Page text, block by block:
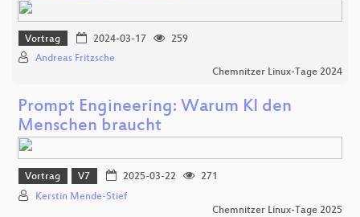
Vortrag 2024-03-17
259
Andreas Fritzsche
Chemnitzer Linux-Tage 2024
Prompt Engineering: Warum KI den
Menschen braucht
Vortrag V7 2025-03-22
271
Kerstin Mende-Stief
Chemnitzer Linux-Tage 2025